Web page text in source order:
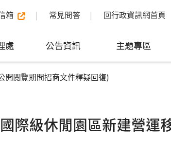
箱 常見問答 回行政資訊網首頁
處 公告資訊 主題專區
開閱覽期間招商文件釋疑回復)
際級休閒園區新建營運